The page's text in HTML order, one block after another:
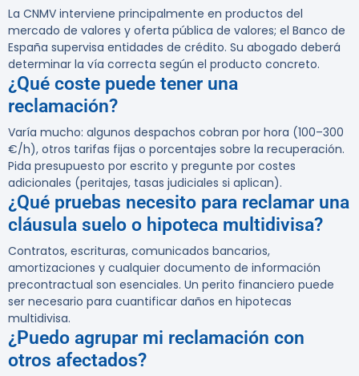
La CNMV interviene principalmente en productos del
mercado de valores y oferta pública de valores; el Banco de
España supervisa entidades de crédito. Su abogado deberá
determinar la vía correcta según el producto concreto.
¿Qué coste puede tener una
reclamación?
Varía mucho: algunos despachos cobran por hora (100–300
€/h), otros tarifas fijas o porcentajes sobre la recuperación.
Pida presupuesto por escrito y pregunte por costes
adicionales (peritajes, tasas judiciales si aplican).
¿Qué pruebas necesito para reclamar una
cláusula suelo o hipoteca multidivisa?
Contratos, escrituras, comunicados bancarios,
amortizaciones y cualquier documento de información
precontractual son esenciales. Un perito financiero puede
ser necesario para cuantificar daños en hipotecas
multidivisa.
¿Puedo agrupar mi reclamación con
otros afectados?